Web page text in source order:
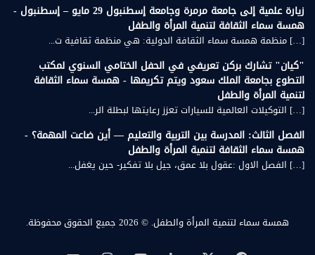
زيارة علمية إلى جامعة مرمرة وجامعة إسطنبول 29 مايو – إسطنبول -
همسة سماء الثقافة لتنمية المرأة والطفل
[…] منظمة همسة سماء الثقافة الدولية: هي منظمة ثقافية ت...
"كيان" تشارك بركن تعريفي في الحفل الختامي السنوي لمكتب
التطوع بجامعة الملك سعود ويتم تكريمها - همسة سماء الثقافة
لتنمية المرأة والطفل
[…] التوكيلات العالمية للسيارات تعزز رعايتها لبطلة الر...
الفصل الثالث: المدرسة بين التربية والتعليم — أين ضاعت المهمة؟ -
همسة سماء الثقافة لتنمية المرأة والطفل
[…] الفصل الاول :عقول بلا عمق، جيل بلا تفكير- حين يغفل...
همسة سماء لتنمية المرأة والطفل. © 2026 جميع الحقوق محفوظة.